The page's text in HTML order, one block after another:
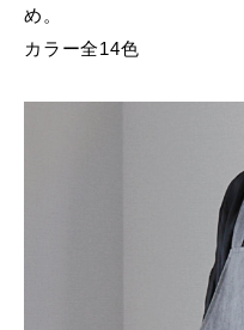
め。
カラー全14色